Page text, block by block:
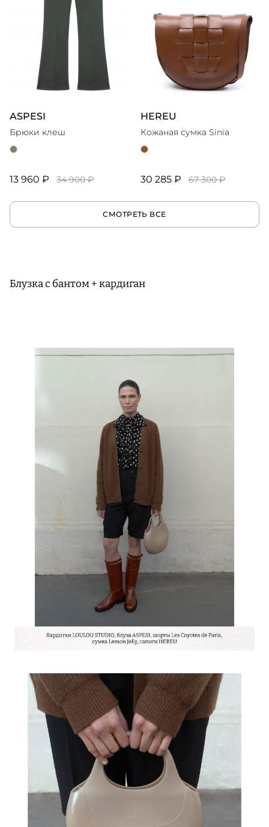
ASPESI
Брюки клеш
13 960 ₽ 34 900 ₽
HEREU
Кожаная сумка Sinia
30 285 ₽ 67 300 ₽
СМОТРЕТЬ ВСЕ
Блузка с бантом + кардиган